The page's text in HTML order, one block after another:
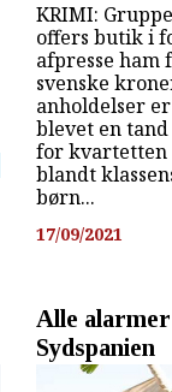
KRIMI:
offers butik i
afpresse ham
svenske
anholdelser
blevet en
for kvartetten
blandt
børn...
17/09/2021
Alle
Sydspanien